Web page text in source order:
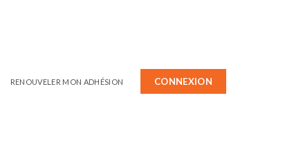
RENOUVELER MON ADHÉSION CONNEXION